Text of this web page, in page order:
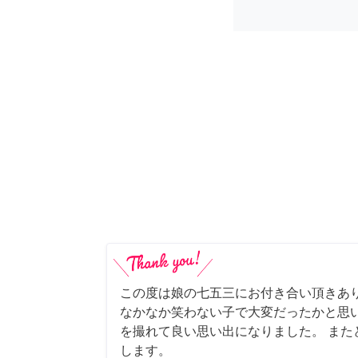
この度は娘の七五三にお付き合い頂きあ
なかなか笑わない子で大変だったかと思
を撮れて良い思い出になりました。 ま
します。